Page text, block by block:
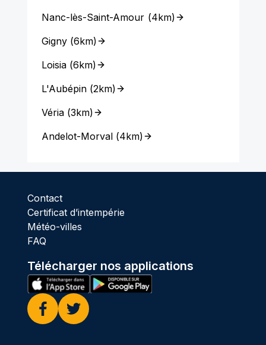
Nanc-lès-Saint-Amour (4km)
Gigny(6km)
Loisia(6km)
L'Aubépin(2km)
Véria(3km)
Andelot-Morval(4km)
Contact
Certificat d’intempérie
Météo-villes
FAQ
Télécharger nos applications
Facebook
Twitter